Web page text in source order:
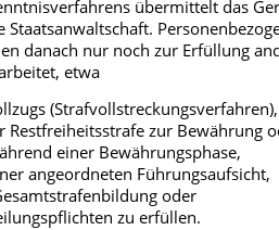
übermittelt das
Staatsanwaltschaft.
danach nur noch zur Erfüllung
etwa
(Strafvollstreckungsverfahren),
Restfreiheitsstrafe zur Bewährung
einer Bewährungsphase,
angeordneten Führungsaufsicht,
oder
zu erfüllen.